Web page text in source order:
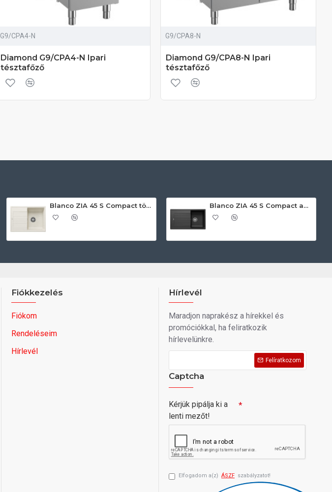
G9/CPA4-N
Diamond G9/CPA4-N Ipari
tésztafőző
G9/CPA8-N
Diamond G9/CPA8-N Ipari
tésztafőző
Blanco ZIA 45 S Compact törtfehér exc.n. 527197 Gránit mosogatótálca Blanco ZIA 45 S Compact antracit exc.n 524721 Gránit mosogatótálca
Fiókkezelés
Fiókom
Rendeléseim
Hírlevél
Hírlevél
Maradjon naprakész a hírekkel és
promóciókkal, ha feliratkozik
hírlevelünkre.
Felíratkozom
Captcha
Kérjük pipálja ki a
lenti mezőt!
Elfogadom a(z) ÁSZF szabályzatot!